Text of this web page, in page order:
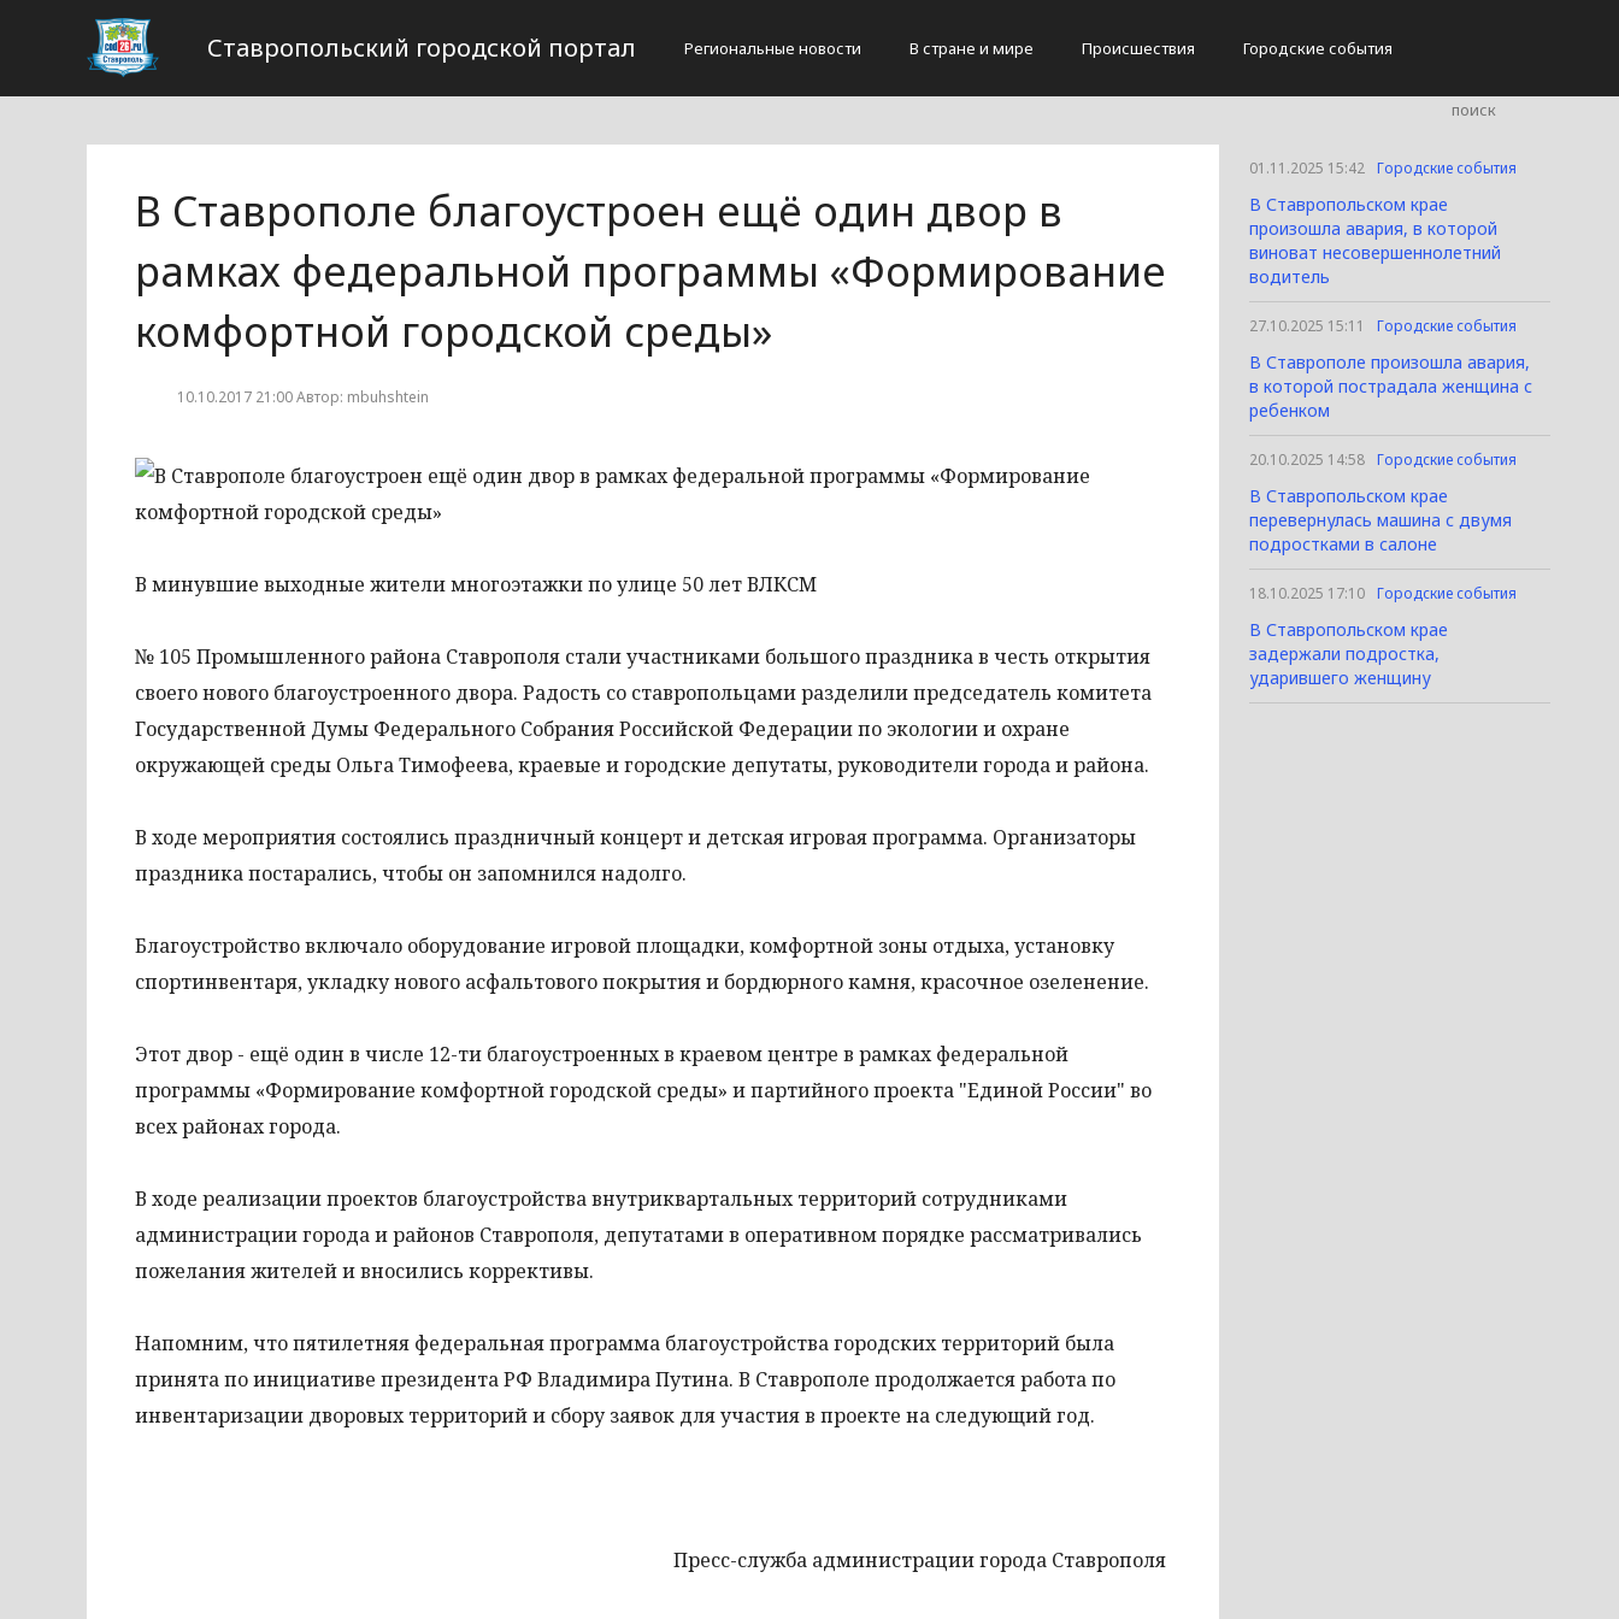
Ставропольский городской портал Региональные новости В стране и мире Происшествия Городские события
В Ставрополе благоустроен ещё один двор в
рамках федеральной программы «Формирование
комфортной городской среды»
10.10.2017 21:00 Автор: mbuhshtein
В минувшие выходные жители многоэтажки по улице 50 лет ВЛКСМ
№ 105 Промышленного района Ставрополя стали участниками большого праздника в честь открытия
своего нового благоустроенного двора. Радость со ставропольцами разделили председатель комитета
Государственной Думы Федерального Собрания Российской Федерации по экологии и охране
окружающей среды Ольга Тимофеева, краевые и городские депутаты, руководители города и района.
В ходе мероприятия состоялись праздничный концерт и детская игровая программа. Организаторы
праздника постарались, чтобы он запомнился надолго.
Благоустройство включало оборудование игровой площадки, комфортной зоны отдыха, установку
спортинвентаря, укладку нового асфальтового покрытия и бордюрного камня, красочное озеленение.
Этот двор - ещё один в числе 12-ти благоустроенных в краевом центре в рамках федеральной
программы «Формирование комфортной городской среды» и партийного проекта "Единой России" во
всех районах города.
В ходе реализации проектов благоустройства внутриквартальных территорий сотрудниками
администрации города и районов Ставрополя, депутатами в оперативном порядке рассматривались
пожелания жителей и вносились коррективы.
Напомним, что пятилетняя федеральная программа благоустройства городских территорий была
принята по инициативе президента РФ Владимира Путина. В Ставрополе продолжается работа по
инвентаризации дворовых территорий и сбору заявок для участия в проекте на следующий год.
Пресс-служба администрации города Ставрополя
01.11.2025 15:42 Городские события
В Ставропольском крае
произошла авария, в которой
виноват несовершеннолетний
водитель
27.10.2025 15:11 Городские события
В Ставрополе произошла авария,
в которой пострадала женщина с
ребенком
20.10.2025 14:58 Городские события
В Ставропольском крае
перевернулась машина с двумя
подростками в салоне
18.10.2025 17:10 Городские события
В Ставропольском крае
задержали подростка,
ударившего женщину